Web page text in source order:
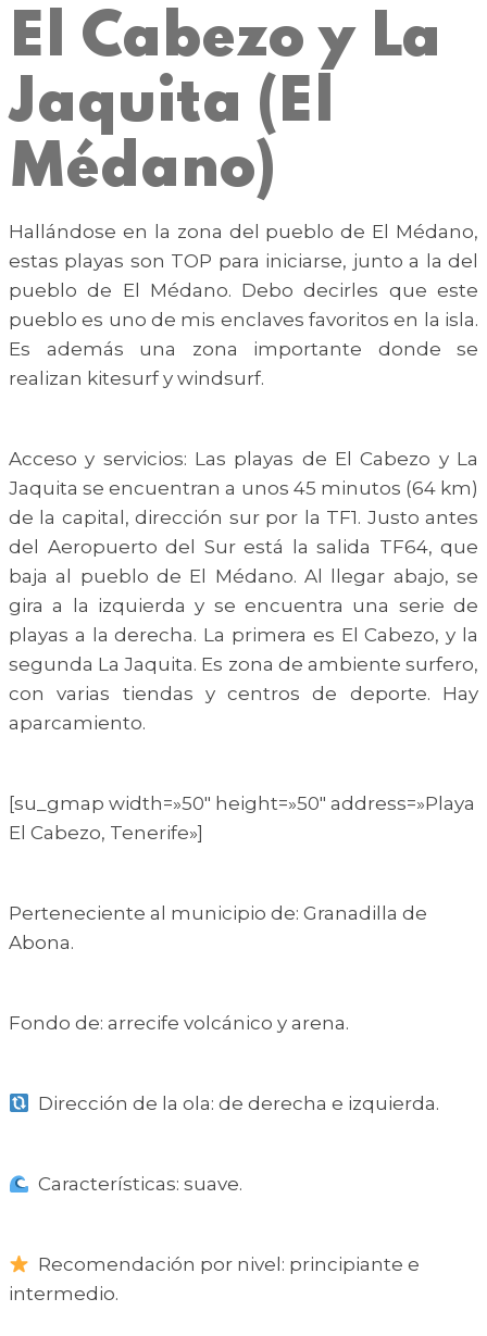
El Cabezo y La
Jaquita (El
Médano)
Hallándose en la zona del pueblo de El Médano,
estas playas son TOP para iniciarse, junto a la del
pueblo de El Médano. Debo decirles que este
pueblo es uno de mis enclaves favoritos en la isla.
Es además una zona importante donde se
realizan kitesurf y windsurf.
Acceso y servicios: Las playas de El Cabezo y La
Jaquita se encuentran a unos 45 minutos (64 km)
de la capital, dirección sur por la TF1. Justo antes
del Aeropuerto del Sur está la salida TF64, que
baja al pueblo de El Médano. Al llegar abajo, se
gira a la izquierda y se encuentra una serie de
playas a la derecha. La primera es El Cabezo, y la
segunda La Jaquita. Es zona de ambiente surfero,
con varias tiendas y centros de deporte. Hay
aparcamiento.
[su_gmap width=»50″ height=»50″ address=»Playa
El Cabezo, Tenerife»]
Perteneciente al municipio de: Granadilla de
Abona.
Fondo de: arrecife volcánico y arena.
Dirección de la ola: de derecha e izquierda.
Características: suave.
Recomendación por nivel: principiante e
intermedio.